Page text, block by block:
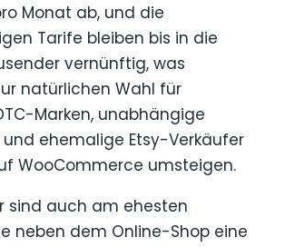
Monat ab, und die
Tarife bleiben bis in die
vernünftig, was
natürlichen Wahl für
Marken, unabhängige
und ehemalige Etsy-Verkäufer
WooCommerce umsteigen.
sind auch am ehesten
neben dem Online-Shop eine